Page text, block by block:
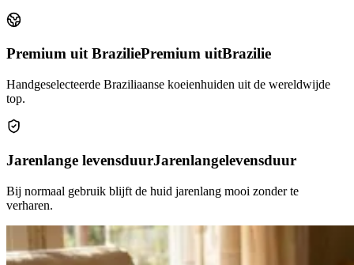
Premium uit BraziliePremium uitBrazilie
Handgeselecteerde Braziliaanse koeienhuiden uit de wereldwijde
top.
Jarenlange levensduurJarenlangelevensduur
Bij normaal gebruik blijft de huid jarenlang mooi zonder te
verharen.